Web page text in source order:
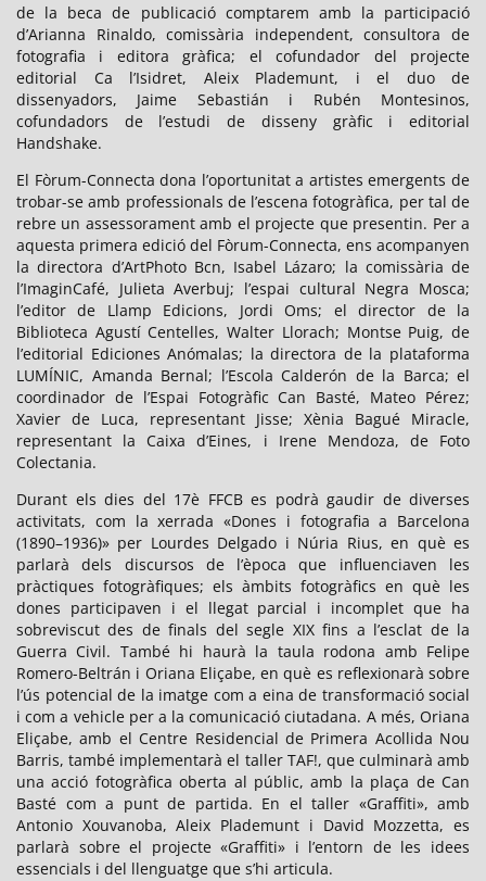
de la beca de publicació comptarem amb la participació
d’Arianna Rinaldo, comissària independent, consultora de
fotografia i editora gràfica; el cofundador del projecte
editorial Ca l’Isidret, Aleix Plademunt, i el duo de
dissenyadors, Jaime Sebastián i Rubén Montesinos,
cofundadors de l’estudi de disseny gràfic i editorial
Handshake.
El Fòrum-Connecta dona l’oportunitat a artistes emergents de
trobar-se amb professionals de l’escena fotogràfica, per tal de
rebre un assessorament amb el projecte que presentin. Per a
aquesta primera edició del Fòrum-Connecta, ens acompanyen
la directora d’ArtPhoto Bcn, Isabel Lázaro; la comissària de
l’ImaginCafé, Julieta Averbuj; l’espai cultural Negra Mosca;
l’editor de Llamp Edicions, Jordi Oms; el director de la
Biblioteca Agustí Centelles, Walter Llorach; Montse Puig, de
l’editorial Ediciones Anómalas; la directora de la plataforma
LUMÍNIC, Amanda Bernal; l’Escola Calderón de la Barca; el
coordinador de l’Espai Fotogràfic Can Basté, Mateo Pérez;
Xavier de Luca, representant Jisse; Xènia Bagué Miracle,
representant la Caixa d’Eines, i Irene Mendoza, de Foto
Colectania.
Durant els dies del 17è FFCB es podrà gaudir de diverses
activitats, com la xerrada «Dones i fotografia a Barcelona
(1890–1936)» per Lourdes Delgado i Núria Rius, en què es
parlarà dels discursos de l’època que influenciaven les
pràctiques fotogràfiques; els àmbits fotogràfics en què les
dones participaven i el llegat parcial i incomplet que ha
sobreviscut des de finals del segle XIX fins a l’esclat de la
Guerra Civil. També hi haurà la taula rodona amb Felipe
Romero-Beltrán i Oriana Eliçabe, en què es reflexionarà sobre
l’ús potencial de la imatge com a eina de transformació social
i com a vehicle per a la comunicació ciutadana. A més, Oriana
Eliçabe, amb el Centre Residencial de Primera Acollida Nou
Barris, també implementarà el taller TAF!, que culminarà amb
una acció fotogràfica oberta al públic, amb la plaça de Can
Basté com a punt de partida. En el taller «Graffiti», amb
Antonio Xouvanoba, Aleix Plademunt i David Mozzetta, es
parlarà sobre el projecte «Graffiti» i l’entorn de les idees
essencials i del llenguatge que s’hi articula.